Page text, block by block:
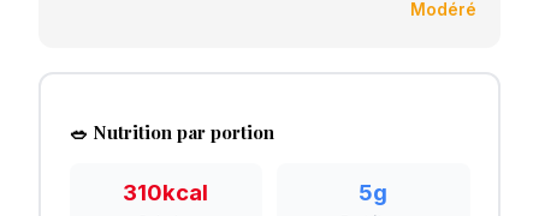
Modéré
🥗 Nutrition par portion
310kcal 5g